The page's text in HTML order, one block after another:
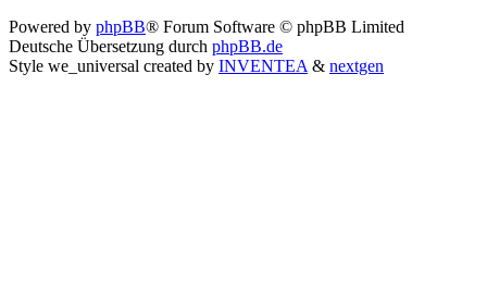
Powered by phpBB® Forum Software © phpBB Limited
Deutsche Übersetzung durch phpBB.de
Style we_universal created by INVENTEA & nextgen